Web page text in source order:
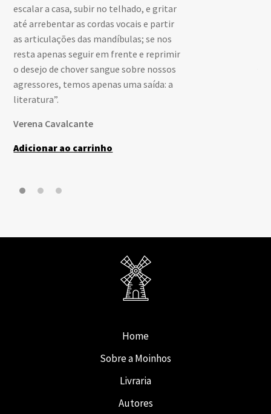
escalar a casa, subir no telhado, e gritar
até arrebentar as cordas vocais e partir
as articulações das mandíbulas; se nos
resta apenas seguir em frente e reprimir
o desejo de chover sangue sobre nossos
agressores, temos apenas uma saída: a
literatura”.
Verena Cavalcante
Adicionar ao carrinho
Home
Sobre a Moinhos
Livraria
Autores